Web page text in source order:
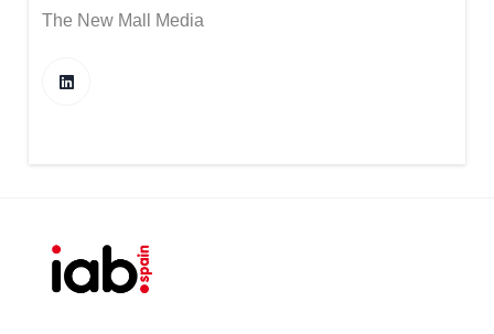
The New Mall Media